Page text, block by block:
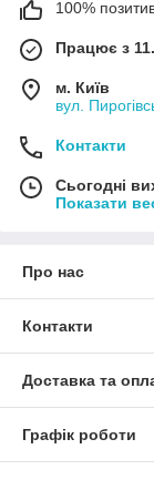
100%
Працює з
м. Київ
вул.
Контакти
Сьогодні
Показати
Про нас
Контакти
Доставка та
Графік роботи